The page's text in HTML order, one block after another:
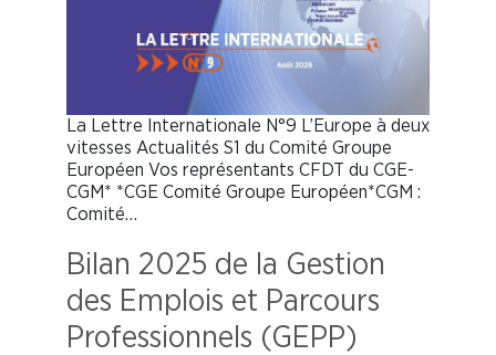
La Lettre Internationale N°9 L’Europe à deux
vitesses Actualités S1 du Comité Groupe
Européen Vos représentants CFDT du CGE-
CGM* *CGE Comité Groupe Européen*CGM :
Comité…
Bilan 2025 de la Gestion
des Emplois et Parcours
Professionnels (GEPP)